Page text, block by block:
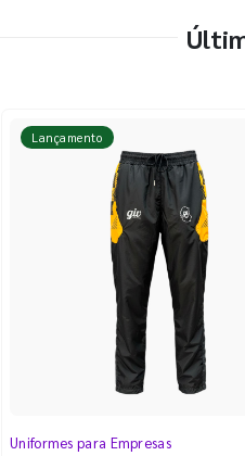
Lançamento
Uniformes para Empresas